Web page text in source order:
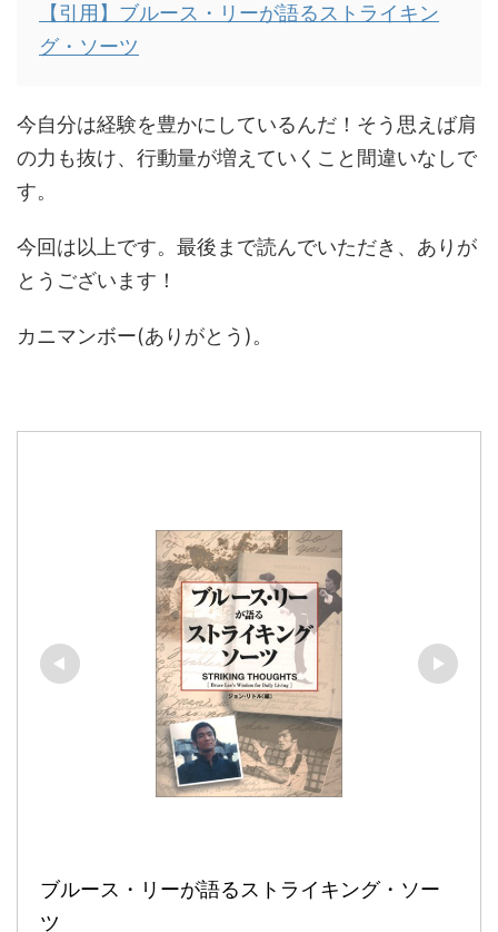
【引用】ブルース・リーが語るストライキン
グ・ソーツ
今自分は経験を豊かにしているんだ！そう思えば肩
の力も抜け、行動量が増えていくこと間違いなしで
す。
今回は以上です。最後まで読んでいただき、ありが
とうございます！
カニマンボー(ありがとう)。
ブルース・リーが語るストライキング・ソー
ツ